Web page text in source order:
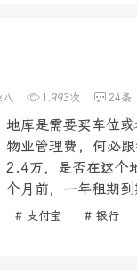
八 1,993次 24条
地库是需要买车位
物业管理费，何必
2.4万，是否在这个
个月前，一年租期
# 支付宝 # 银行